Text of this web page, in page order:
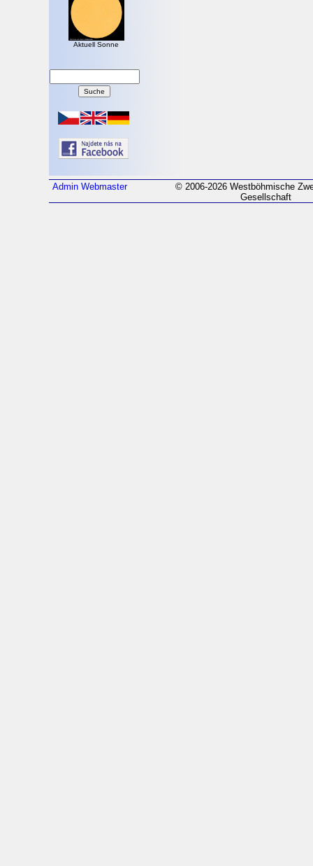
Aktuell Sonne
Admin Webmaster
© 2006-2026 Westböhmische
Gesellschaft